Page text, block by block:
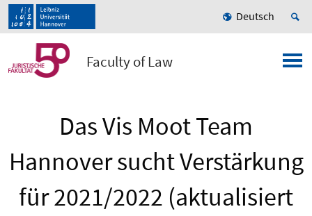
Deutsch
Faculty of Law
Das Vis Moot Team
Hannover sucht Verstärkung
für 2021/2022 (aktualisiert